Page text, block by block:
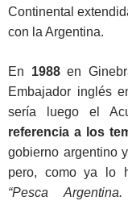
Continental
con la Argentina.
En 1988en
Embajador inglés
sería luego el
referencia a los
gobierno argentino
pero, como ya lo
“Pesca